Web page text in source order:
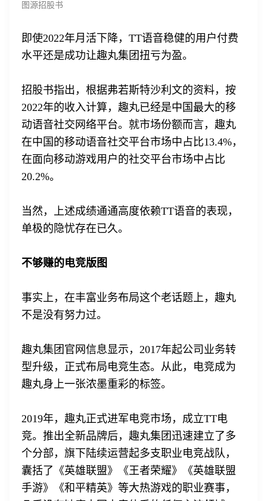
图源招股书
即使2022年月活下降，TT语音稳健的用户付费
水平还是成功让趣丸集团扭亏为盈。
招股书指出，根据弗若斯特沙利文的资料，按
2022年的收入计算，趣丸已经是中国最大的移
动语音社交网络平台。就市场份额而言，趣丸
在中国的移动语音社交平台市场中占比13.4%，
在面向移动游戏用户的社交平台市场中占比
20.2%。
当然，上述成绩通通高度依赖TT语音的表现，
单极的隐忧存在已久。
不够赚的电竞版图
事实上，在丰富业务布局这个老话题上，趣丸
不是没有努力过。
趣丸集团官网信息显示，2017年起公司业务转
型升级，正式布局电竞生态。从此，电竞成为
趣丸身上一张浓墨重彩的标签。
2019年，趣丸正式进军电竞市场，成立TT电
竞。推出全新品牌后，趣丸集团迅速建立了多
个分部，旗下陆续运营起多支职业电竞战队，
囊括了《英雄联盟》《王者荣耀》《英雄联盟
手游》《和平精英》等大热游戏的职业赛事，